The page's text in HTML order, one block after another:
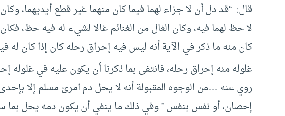
قال: “قد دل أن لا جزاء لهما فيما كان منهما غير قطع أيديهما،
لا حظ لهما فيه، وكان الغال من الغنائم غالا لشيء له فيه حظ،
كان منه ما ذكر في الآية أنه ليس فيه إحراق رحله كان إذا كان
غلوله منه إحراق رحله، فانتفى بما ذكرنا أن يكون عليه في غلوله
روي عنه …من الوجوه المقبولة أنه لا يحل دم امرئ مسلم إلا بإحدى
إحصان، أو نفس بنفس ” وفي ذلك ما ينفي أن يكون دمه يحل بما